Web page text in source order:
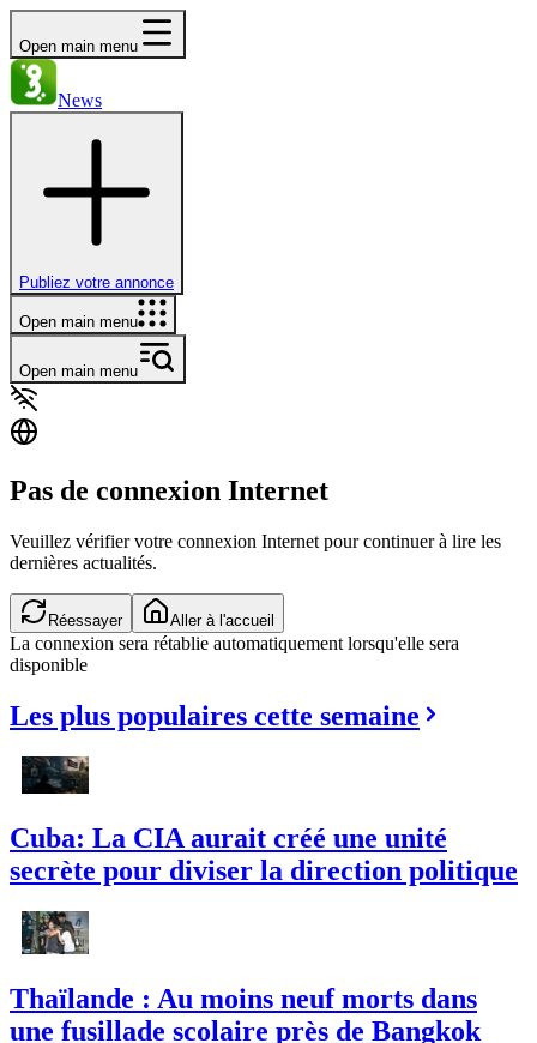
Open main menu
News
Publiez votre annonce
Open main menu
Open main menu
Pas de connexion Internet
Veuillez vérifier votre connexion Internet pour continuer à lire les
dernières actualités.
Réessayer Aller à l'accueil
La connexion sera rétablie automatiquement lorsqu'elle sera
disponible
Les plus populaires cette semaine
Cuba: La CIA aurait créé une unité
secrète pour diviser la direction politique
Thaïlande : Au moins neuf morts dans
une fusillade scolaire près de Bangkok